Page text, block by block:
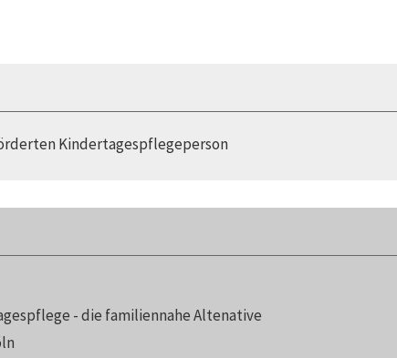
Kindertagespflegeperson
- die familiennahe Altenative